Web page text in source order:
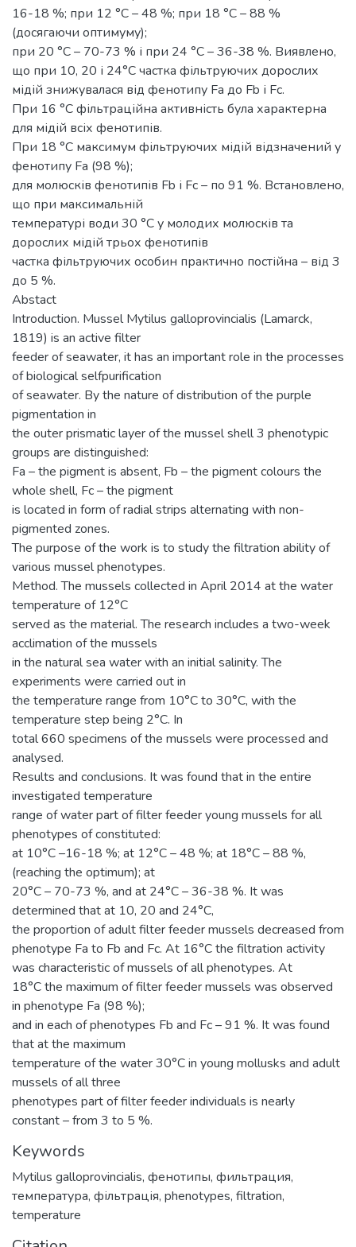
16-18 %; при 12 °С – 48 %; при 18 °С – 88 %
(досягаючи оптимуму);
при 20 °С – 70-73 % і при 24 °С – 36-38 %. Виявлено,
що при 10, 20 і 24°С частка фільтруючих дорослих
мідій знижувалася від фенотипу Fа до Fb і Fс.
При 16 °С фільтраційна активність була характерна
для мідій всіх фенотипів.
При 18 °С максимум фільтруючих мідій відзначений у
фенотипу Fа (98 %);
для молюсків фенотипів Fb і Fс – по 91 %. Встановлено,
що при максимальній
температурі води 30 °С у молодих молюсків та
дорослих мідій трьох фенотипів
частка фільтруючих особин практично постійна – від 3
до 5 %.
Abstact
Introduction. Мussel Mytilus galloprovincialis (Lamarсk,
1819) is an active filter
feeder of seawater, it has an important role in the processes
of biological selfpurification
of seawater. By the nature of distribution of the purple
pigmentation in
the outer prismatic layer of the mussel shell 3 phenotypic
groups are distinguished:
Fа – the pigment is absent, Fb – the pigment colours the
whole shell, Fc – the pigment
is located in form of radial strips alternating with non-
pigmented zones.
The purpose of the work is to study the filtration ability of
various mussel phenotypes.
Method. The mussels collected in April 2014 at the water
temperature of 12°C
served as the material. The research includes a two-week
acclimation of the mussels
in the natural sea water with an initial salinity. The
experiments were carried out in
the temperature range from 10°C to 30°C, with the
temperature step being 2°C. In
total 660 specimens of the mussels were processed and
analysed.
Results and conclusions. It was found that in the entire
investigated temperature
range of water part of filter feeder young mussels for all
phenotypes of constituted:
at 10°C –16-18 %; at 12°C – 48 %; at 18°C – 88 %,
(reaching the optimum); at
20°C – 70-73 %, and at 24°C – 36-38 %. It was
determined that at 10, 20 and 24°C,
the proportion of adult filter feeder mussels decreased from
phenotype Fа to Fb and Fc. At 16°C the filtration activity
was characteristic of mussels of all phenotypes. At
18°C the maximum of filter feeder mussels was observed
in phenotype Fа (98 %);
and in each of phenotypes Fb and Fc – 91 %. It was found
that at the maximum
temperature of the water 30°C in young mollusks and adult
mussels of all three
phenotypes part of filter feeder individuals is nearly
constant – from 3 to 5 %.
Keywords
Mytilus galloprovincialis, фенотипы, фильтрация,
температура, фільтрація, phenotypes, filtration,
temperature